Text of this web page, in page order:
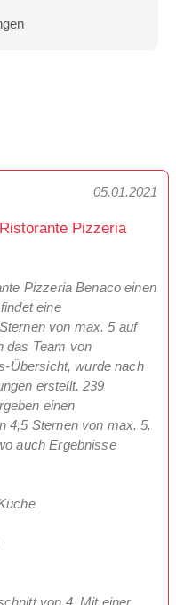
05.01.2021
Pizzeria
Pizzeria Benaco einen
eine
von max. 5 auf
das Team von
Übersicht, wurde nach
erstellt. 239
einen
4,5 Sternen von max. 5.
auch Ergebnisse